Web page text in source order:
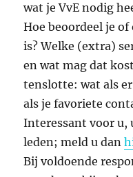
wat je VvE nodig
Hoe beoordeel je
is? Welke (extra)
en wat mag dat
tenslotte: wat als
als je favoriete
Interessant voor u,
leden; meld u dan
Bij voldoende